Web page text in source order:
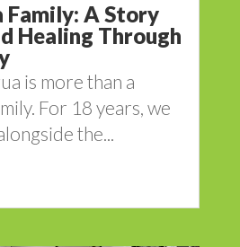
Family: A Story
Healing Through
is more than a
For 18 years, we
the...